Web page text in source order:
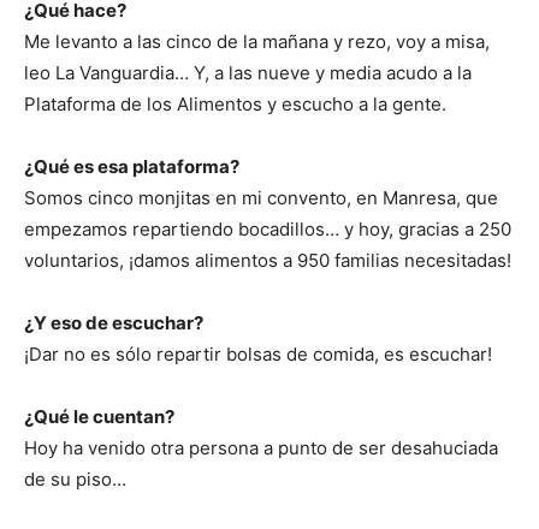
¿Qué hace?
Me levanto a las cinco de la mañana y rezo, voy a misa,
leo La Vanguardia… Y, a las nueve y media acudo a la
Plataforma de los Alimentos y escucho a la gente.
¿Qué es esa plataforma?
Somos cinco monjitas en mi convento, en Manresa, que
empezamos repartiendo bocadillos… y hoy, gracias a 250
voluntarios, ¡damos alimentos a 950 familias necesitadas!
¿Y eso de escuchar?
¡Dar no es sólo repartir bolsas de comida, es escuchar!
¿Qué le cuentan?
Hoy ha venido otra persona a punto de ser desahuciada
de su piso…